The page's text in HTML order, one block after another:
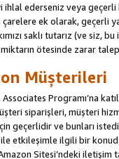
ihlal ederseniz veya
ek olarak, geçerli
saklı tutarız (ve siz,
ötesinde zarar
Müşterileri
Programı’na
siparişleri, müşteri
geçerlidir ve bunları
etkileşimle ilgili bir
Sitesi’ndeki